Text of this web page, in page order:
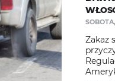
Zakaz